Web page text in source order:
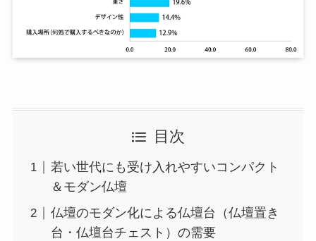
目次
若い世代にも受け入れやすいコンパクト
＆モダン仏壇
仏壇のモダン化による仏壇台（仏壇置き
台・仏壇台チェスト）の需要